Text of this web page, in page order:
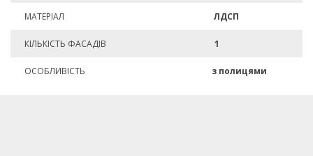
МАТЕРІАЛ ЛДСП
КІЛЬКІСТЬ ФАСАДІВ 1
ОСОБЛИВІСТЬ з полицями